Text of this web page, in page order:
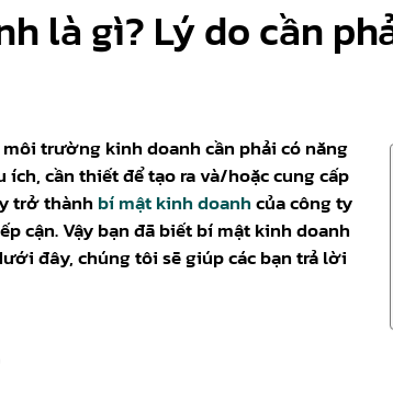
là gì? Lý do cần
trường kinh doanh cần phải có năng
cần thiết để tạo ra và/hoặc cung cấp
trở thành bí mật kinh doanhcủa công ty
cận. Vậy bạn đã biết bí mật kinh doanh
đây, chúng tôi sẽ giúp các bạn trả lời